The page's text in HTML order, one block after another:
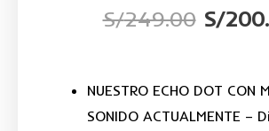
S/249.00
El
S/
NUESTRO ECHO DOT CON
SONIDO ACTUALMENTE –